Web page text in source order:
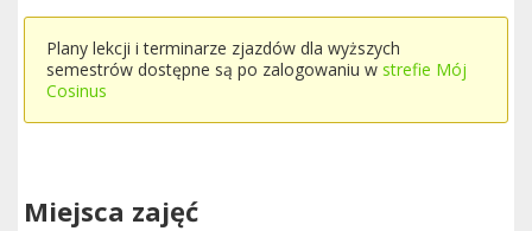
Plany lekcji i terminarze zjazdów dla wyższych
semestrów dostępne są po zalogowaniu w strefie Mój
Cosinus
Miejsca zajęć